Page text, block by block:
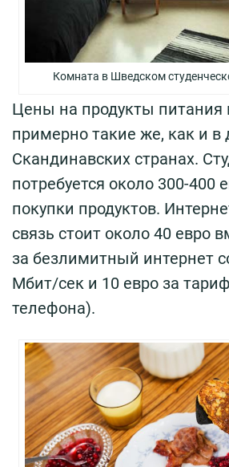
Комната в Шведском
Цены на продукты
примерно такие же, как и в
Скандинавских странах.
потребуется около 300-400
покупки продуктов.
связь стоит около 40 евро
за безлимитный интернет
Мбит/сек и 10 евро за
телефона).